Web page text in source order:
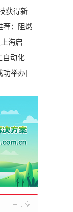
获得新
人首次
荐：阻燃
名单
海启
绿色橡
自动化
功举办|
主题讲